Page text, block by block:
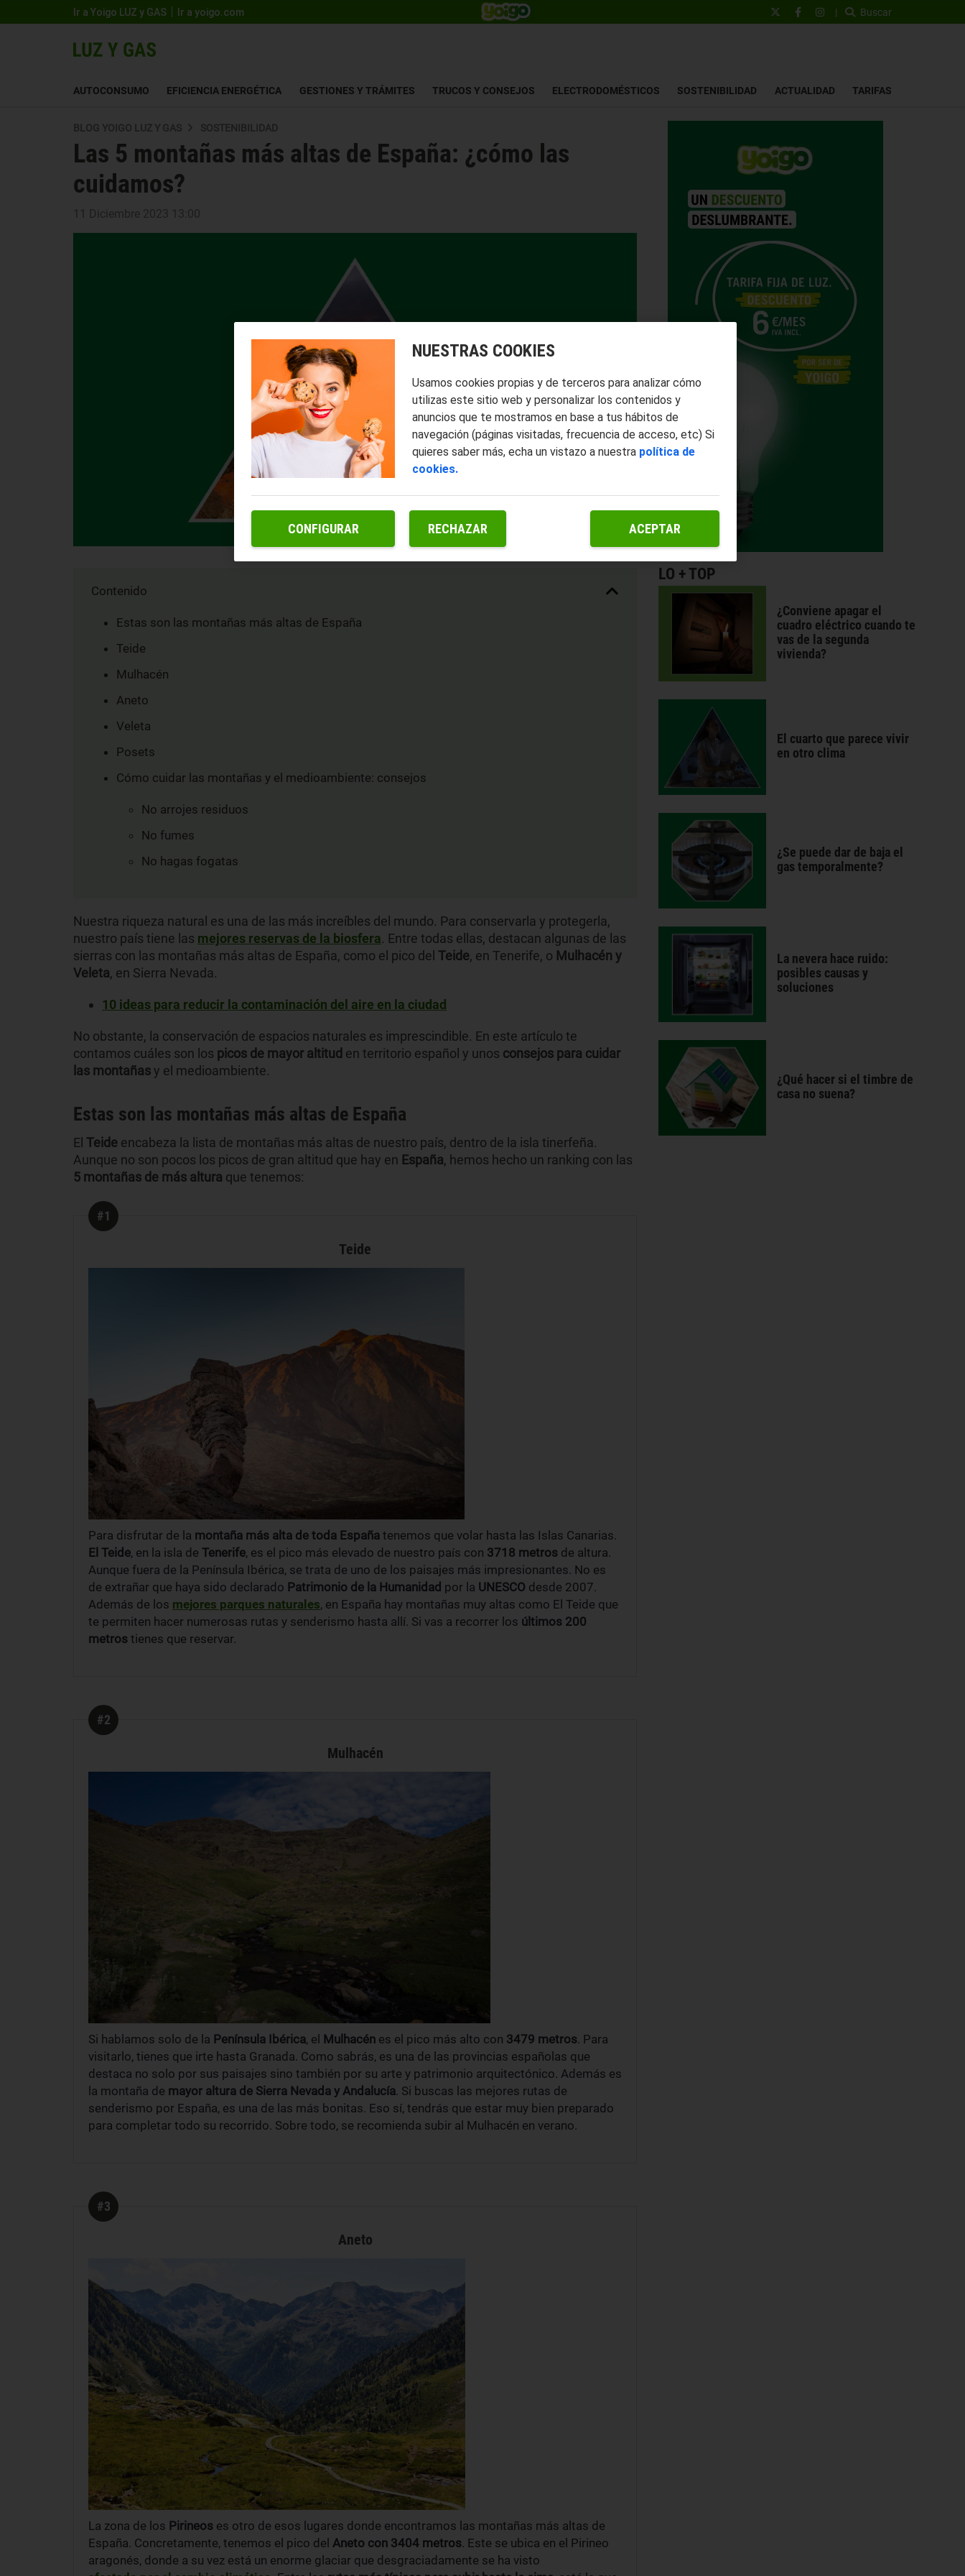
Ir a Yoigo LUZ y GAS Ir a yoigo.com | Buscar
AUTOCONSUMO EFICIENCIA ENERGÉTICA GESTIONES Y TRÁMITES TRUCOS Y CONSEJOS ELECTRODOMÉSTICOS SOSTENIBILIDAD ACTUALIDAD TARIFAS
BLOG YOIGO LUZ Y GAS SOSTENIBILIDAD
Las 5 montañas más altas de España: ¿cómo las
cuidamos?
11 Diciembre 2023 13:00
Contenido
Estas son las montañas más altas de España
Teide
Mulhacén
Aneto
Veleta
Posets
Cómo cuidar las montañas y el medioambiente: consejos
No arrojes residuos
No fumes
No hagas fogatas
Nuestra riqueza natural es una de las más increíbles del mundo. Para conservarla y protegerla,
nuestro país tiene las mejores reservas de la biosfera. Entre todas ellas, destacan algunas de las
sierras con las montañas más altas de España, como el pico del Teide, en Tenerife, o Mulhacén y
Veleta, en Sierra Nevada.
10 ideas para reducir la contaminación del aire en la ciudad
No obstante, la conservación de espacios naturales es imprescindible. En este artículo te
contamos cuáles son los picos de mayor altitud en territorio español y unos consejos para cuidar
las montañasy el medioambiente.
Estas son las montañas más altas de España
El Teide encabeza la lista de montañas más altas de nuestro país, dentro de la isla tinerfeña.
Aunque no son pocos los picos de gran altitud que hay en España, hemos hecho un ranking con las
5 montañas de más altura que tenemos:
#1
Teide
Para disfrutar de la montaña más alta de toda España tenemos que volar hasta las Islas Canarias.
El Teide, en la isla de Tenerife, es el pico más elevado de nuestro país con 3718 metros de altura.
Aunque fuera de la Península Ibérica, se trata de uno de los paisajes más impresionantes. No es
de extrañar que haya sido declarado Patrimonio de la Humanidad por la UNESCO desde 2007.
Además de los mejores parques naturales, en España hay montañas muy altas como El Teide que
te permiten hacer numerosas rutas y senderismo hasta allí. Si vas a recorrer los últimos 200
metros tienes que reservar.
#2
Mulhacén
Si hablamos solo de la Península Ibérica, el Mulhacén es el pico más alto con 3479 metros. Para
visitarlo, tienes que irte hasta Granada. Como sabrás, es una de las provincias españolas que
destaca no solo por sus paisajes sino también por su arte y patrimonio arquitectónico. Además es
la montaña de mayor altura de Sierra Nevada y Andalucía. Si buscas las mejores rutas de
senderismo por España, es una de las más bonitas. Eso sí, tendrás que estar muy bien preparado
para completar todo su recorrido. Sobre todo, se recomienda subir al Mulhacén en verano.
#3
Aneto
La zona de los Pirineos es otro de esos lugares donde encontramos las montañas más altas de
España. Concretamente, tenemos el pico del Aneto con 3404 metros. Este se ubica en el Pirineo
aragonés, donde a su vez está un enorme glaciar que desgraciadamente se ha visto
LO + TOP
¿Conviene apagar el
cuadro eléctrico cuando te
vas de la segunda
vivienda?
El cuarto que parece vivir
en otro clima
¿Se puede dar de baja el
gas temporalmente?
La nevera hace ruido:
posibles causas y
soluciones
¿Qué hacer si el timbre de
casa no suena?
NUESTRAS COOKIES
Usamos cookies propias y de terceros para analizar cómo
utilizas este sitio web y personalizar los contenidos y
anuncios que te mostramos en base a tus hábitos de
navegación (páginas visitadas, frecuencia de acceso, etc) Si
quieres saber más, echa un vistazo a nuestra política de
cookies.
CONFIGURAR RECHAZAR ACEPTAR